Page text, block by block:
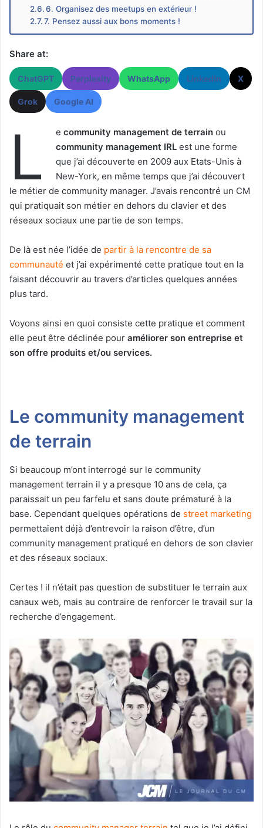
6. Organisez des meetups en extérieur !
7. Pensez aussi aux bons moments !
Share at:
ChatGPT Perplexity WhatsApp LinkedIn X
Grok Google AI
L e community management de terrain ou
community management IRL est une forme
que j’ai découverte en 2009 aux Etats-Unis à
New-York, en même temps que j’ai découvert
le métier de community manager. J’avais rencontré un CM
qui pratiquait son métier en dehors du clavier et des
réseaux sociaux une partie de son temps.
De là est née l’idée de partir à la rencontre de sa
communauté et j’ai expérimenté cette pratique tout en la
faisant découvrir au travers d’articles quelques années
plus tard.
Voyons ainsi en quoi consiste cette pratique et comment
elle peut être déclinée pour améliorer son entreprise et
son offre produits et/ou services.
Le community management
de terrain
Si beaucoup m’ont interrogé sur le community
management terrain il y a presque 10 ans de cela, ça
paraissait un peu farfelu et sans doute prématuré à la
base. Cependant quelques opérations de street marketing
permettaient déjà d’entrevoir la raison d’être, d’un
community management pratiqué en dehors de son clavier
et des réseaux sociaux.
Certes ! il n’était pas question de substituer le terrain aux
canaux web, mais au contraire de renforcer le travail sur la
recherche d’engagement.